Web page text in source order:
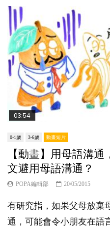
03:54
0-1歲 3-6歲 動畫短片
【動畫】用母語溝
文避用母語溝通？
POPA編輯部 20/05/2015
有研究指，如果父母放棄
通，可能會令小朋友在語